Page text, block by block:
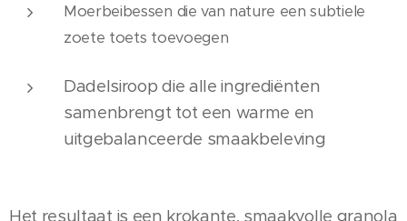
Moerbeibessen die van nature een subtiele
zoete toets toevoegen
Dadelsiroop die alle ingrediënten
samenbrengt tot een warme en
uitgebalanceerde smaakbeleving
Het resultaat is een krokante, smaakvolle granola